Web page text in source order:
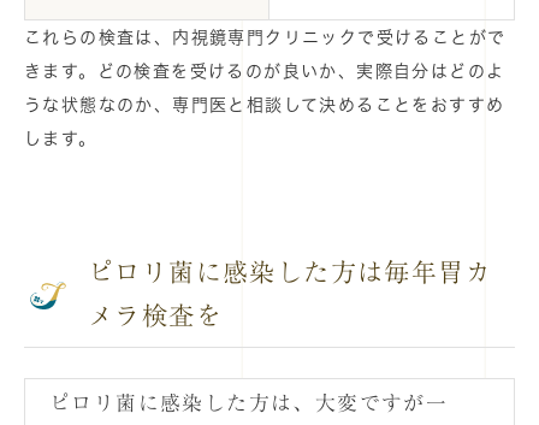
これらの検査は、内視鏡専門クリニックで受けることがで
きます。どの検査を受けるのが良いか、実際自分はどのよ
うな状態なのか、専門医と相談して決めることをおすすめ
します。
ピロリ菌に感染した方は毎年胃カ
メラ検査を
ピロリ菌に感染した方は、大変ですが一